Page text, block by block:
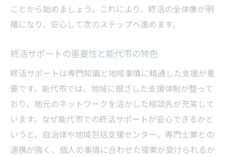
不安を減らす終活相談の活用ポイント
終活相談を活用するメリットと流れ
終活の不安を解消する相談のコツ
終活サポート相談時の注意点と対策
気軽に相談できる終活支援窓口の特徴
生前整理や遺言手続きの進め方を解説
終活で生前整理を始める手順と注意点
遺言書作成に必要な終活知識を紹介
ことから始めましょう。これにより、終活の全体像が明
確になり、安心して次のステップへ進めます。
終活サポートの重要性と能代市の特色
終活サポートは専門知識と地域事情に精通した支援が重
要です。能代市では、地域に根ざした支援体制が整って
おり、地元のネットワークを活かした相談先が充実して
います。なぜ能代市での終活サポートが安心できるかと
いうと、自治体や地域包括支援センター、専門士業との
連携が強く、個人の事情に合わせた提案が受けられるか